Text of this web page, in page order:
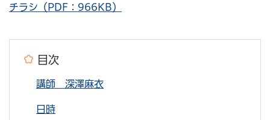
チラシ（PDF：966KB）
目次
講師 深澤麻衣
日時